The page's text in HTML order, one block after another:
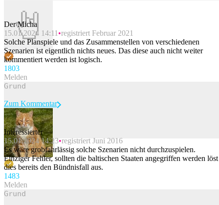
Der Micha
15.01.2024 14:11 registriert Februar 2021
Solche Planspiele und das Zusammenstellen von verschiedenen
Szenarien ist eigentlich nichts neues. Das diese auch nicht weiter
kommentiert werden ist logisch.
1803
Melden
Beitrag melden
Zum Kommentar
Interessierter
15.01.2024 14:23 registriert Juni 2016
Es wäre grobfahrlässig solche Szenarien nicht durchzuspielen.
Einziger Fehler, sollten die baltischen Staaten angegriffen werden löst
dies bereits den Bündnisfall aus.
1483
Melden